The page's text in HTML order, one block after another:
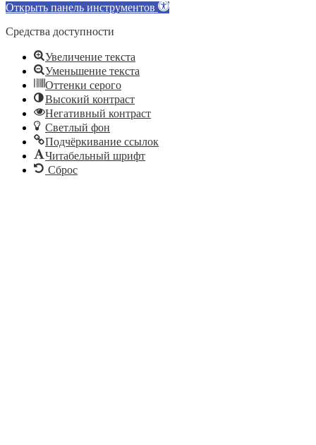
Открыть панель инструментов
Средства доступности
Увеличение текста
Уменьшение текста
Оттенки серого
Высокий контраст
Негативный контраст
Светлый фон
Подчёркивание ссылок
Читабельный шрифт
Сброс